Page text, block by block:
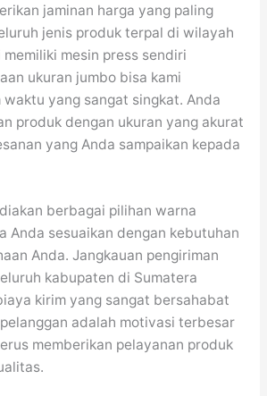
jaminan harga yang paling
jenis produk terpal di wilayah
memiliki mesin press sendiri
ukuran jumbo bisa kami
waktu yang sangat singkat. Anda
produk dengan ukuran yang akurat
yang Anda sampaikan kepada
berbagai pilihan warna
Anda sesuaikan dengan kebutuhan
Anda. Jangkauan pengiriman
kabupaten di Sumatera
kirim yang sangat bersahabat
adalah motivasi terbesar
memberikan pelayanan produk